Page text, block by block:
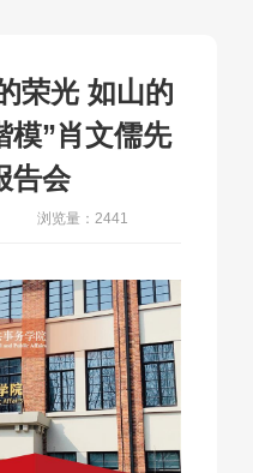
荣光 如山的
”肖文儒先
告会
浏览量：2441